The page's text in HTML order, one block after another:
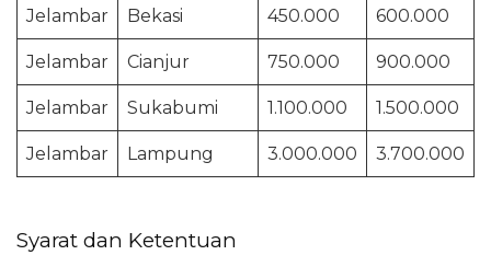
Jelambar Bekasi 450.000 600.000
Jelambar Cianjur 750.000 900.000
Jelambar Sukabumi 1.100.000 1.500.000
Jelambar Lampung 3.000.000 3.700.000
Syarat dan Ketentuan